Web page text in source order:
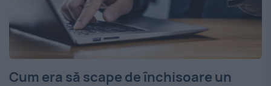
Cum era să scape de închisoare un